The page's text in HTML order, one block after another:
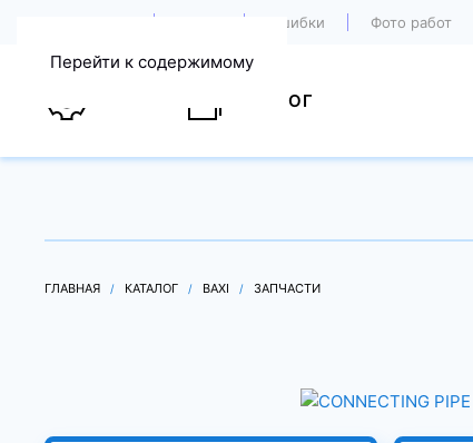
Перейти к содержимому
Ошибки Фото работ
КАТАЛОГ
ГЛАВНАЯ КАТАЛОГ BAXI ЗАПЧАСТИ